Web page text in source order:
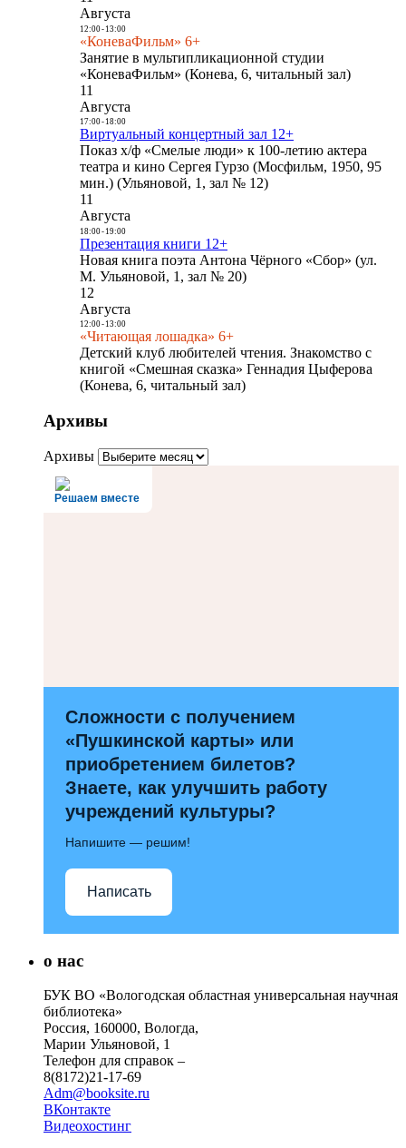
Августа
12:00- 13:00
«КоневаФильм» 6+
Занятие в мультипликационной студии
«КоневаФильм» (Конева, 6, читальный зал)
11
Августа
17:00- 18:00
Виртуальный концертный зал 12+
Показ х/ф «Смелые люди» к 100-летию актера
театра и кино Сергея Гурзо (Мосфильм, 1950, 95
мин.) (Ульяновой, 1, зал № 12)
11
Августа
18:00- 19:00
Презентация книги 12+
Новая книга поэта Антона Чёрного «Сбор» (ул.
М. Ульяновой, 1, зал № 20)
12
Августа
12:00- 13:00
«Читающая лошадка» 6+
Детский клуб любителей чтения. Знакомство с
книгой «Смешная сказка» Геннадия Цыферова
(Конева, 6, читальный зал)
Архивы
Архивы
Решаем вместе
Сложности с получением
«Пушкинской карты» или
приобретением билетов?
Знаете, как улучшить работу
учреждений культуры?
Напишите — решим!
Написать
о нас
БУК ВО «Вологодская областная универсальная научная
библиотека»
Россия, 160000, Вологда,
Марии Ульяновой, 1
Телефон для справок –
8(8172)21-17-69
Adm@booksite.ru
ВКонтакте
Видеохостинг